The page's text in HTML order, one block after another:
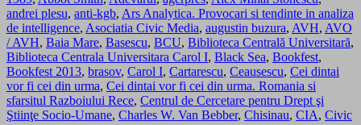
andrei plesu, anti-kgb, Ars Analytica. Provocari si tendinte in analiza
de intelligence, Asociatia Civic Media, augustin buzura, AVH, AVO
/ AVH, Baia Mare, Basescu, BCU, Biblioteca Centrală Universitară,
Biblioteca Centrala Universitara Carol I, Black Sea, Bookfest,
Bookfest 2013, brasov, Carol I, Cartarescu, Ceausescu, Cei dintai
vor fi cei din urma, Cei dintai vor fi cei din urma. Romania si
sfarsitul Razboiului Rece, Centrul de Cercetare pentru Drept şi
Ştiinţe Socio-Umane, Charles W. Van Bebber, Chisinau, CIA, Civic